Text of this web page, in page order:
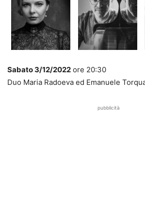
Sabato 3/12/2022 ore 20:30
Duo Maria Radoeva ed Emanuele
pubblicità